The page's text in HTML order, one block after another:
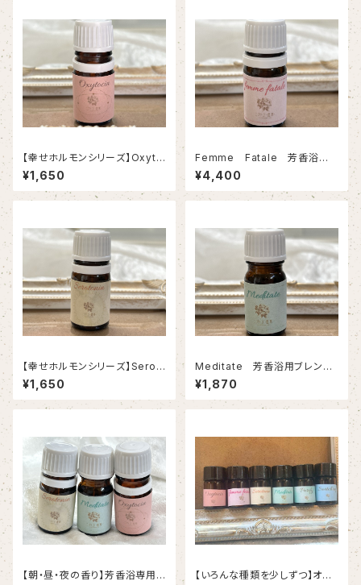
【幸せホルモンシリーズ】Oxyto
cine 芳香浴用ブレンド精油
¥1,650
Femme Fatale 芳香浴用
ブレンド精油
¥4,400
【幸せホルモンシリーズ】Serot
onin 芳香浴用ブレンド精油
¥1,650
Meditate 芳香浴用ブレンド
精油
¥1,870
【朝・昼・夜の香り】芳香浴専用ブ
【いろんな種類を少しずつ】オリ